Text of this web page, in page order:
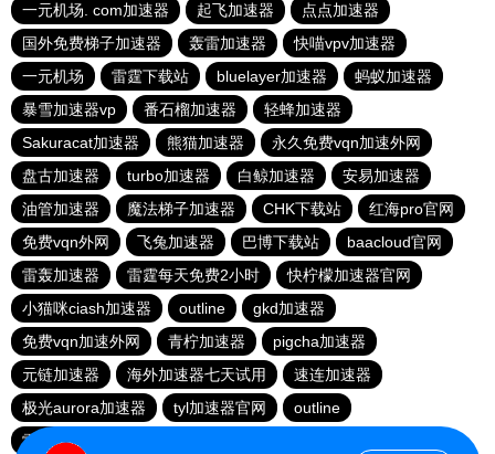
一元机场. com加速器
起飞加速器
点点加速器
国外免费梯子加速器
轰雷加速器
快喵vpv加速器
一元机场
雷霆下载站 bluelayer加速器
蚂蚁加速器
暴雪加速器vp
番石榴加速器
轻蜂加速器
Sakuracat加速器
熊猫加速器
永久免费vqn加速外网
盘古加速器
turbo加速器 白鲸加速器
安易加速器
油管加速器
魔法梯子加速器 CHK下载站
红海pro官网
免费vqn外网
飞兔加速器 巴博下载站
baacloud官网
雷轰加速器
雷霆每天免费2小时
快柠檬加速器官网
小猫咪ciash加速器
outline
gkd加速器
免费vqn加速外网
青柠加速器
pigcha加速器
元链加速器
海外加速器七天试用
速连加速器
极光aurora加速器
tyl加速器官网
outline
雷霆加速免费永久